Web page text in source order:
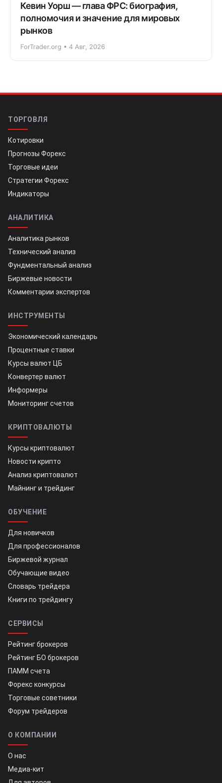
Кевин Уорш — глава ФРС: биография,
полномочия и значение для мировых
рынков
ForTrader.org • 4 Авг, 2026
ТОРГОВЛЯ
Котировки
Прогнозы Форекс
Торговые идеи
Стратегии Форекс
Индикаторы
АНАЛИТИКА
Аналитика рынков
Технический анализ
Фундментальный анализ
Биржевые новости
Комментарии экспертов
ИНСТРУМЕНТЫ
Экономический календарь
Процентные ставки
Курсы валют ЦБ
Конвертер валют
Информеры
Мониторинг счетов
КРИПТОВАЛЮТЫ
Курсы криптовалют
Новости крипто
Анализ криптовалют
Майнинг и трейдинг
ОБУЧЕНИЕ
Для новичков
Для профессионалов
Биржевой журнал
Обучающие видео
Словарь трейдера
Книги по трейдингу
СЕРВИСЫ
Рейтинг брокеров
Рейтинг БО брокеров
ПАММ счета
Форекс конкурсы
Торговые советники
Форум трейдеров
О КОМПАНИИ
О нас
Медиа-кит